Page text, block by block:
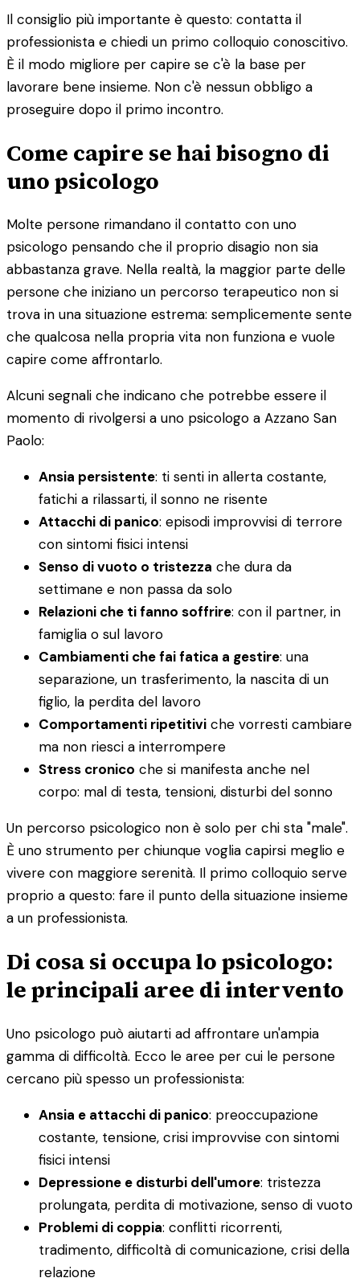
Il consiglio più importante è questo: contatta il
professionista e chiedi un primo colloquio conoscitivo.
È il modo migliore per capire se c'è la base per
lavorare bene insieme. Non c'è nessun obbligo a
proseguire dopo il primo incontro.
Come capire se hai bisogno di
uno psicologo
Molte persone rimandano il contatto con uno
psicologo pensando che il proprio disagio non sia
abbastanza grave. Nella realtà, la maggior parte delle
persone che iniziano un percorso terapeutico non si
trova in una situazione estrema: semplicemente sente
che qualcosa nella propria vita non funziona e vuole
capire come affrontarlo.
Alcuni segnali che indicano che potrebbe essere il
momento di rivolgersi a uno psicologo a Azzano San
Paolo:
Ansia persistente: ti senti in allerta costante,
fatichi a rilassarti, il sonno ne risente
Attacchi di panico: episodi improvvisi di terrore
con sintomi fisici intensi
Senso di vuoto o tristezza che dura da
settimane e non passa da solo
Relazioni che ti fanno soffrire: con il partner, in
famiglia o sul lavoro
Cambiamenti che fai fatica a gestire: una
separazione, un trasferimento, la nascita di un
figlio, la perdita del lavoro
Comportamenti ripetitivi che vorresti cambiare
ma non riesci a interrompere
Stress cronico che si manifesta anche nel
corpo: mal di testa, tensioni, disturbi del sonno
Un percorso psicologico non è solo per chi sta "male".
È uno strumento per chiunque voglia capirsi meglio e
vivere con maggiore serenità. Il primo colloquio serve
proprio a questo: fare il punto della situazione insieme
a un professionista.
Di cosa si occupa lo psicologo:
le principali aree di intervento
Uno psicologo può aiutarti ad affrontare un'ampia
gamma di difficoltà. Ecco le aree per cui le persone
cercano più spesso un professionista:
Ansia e attacchi di panico: preoccupazione
costante, tensione, crisi improvvise con sintomi
fisici intensi
Depressione e disturbi dell'umore: tristezza
prolungata, perdita di motivazione, senso di vuoto
Problemi di coppia: conflitti ricorrenti,
tradimento, difficoltà di comunicazione, crisi della
relazione